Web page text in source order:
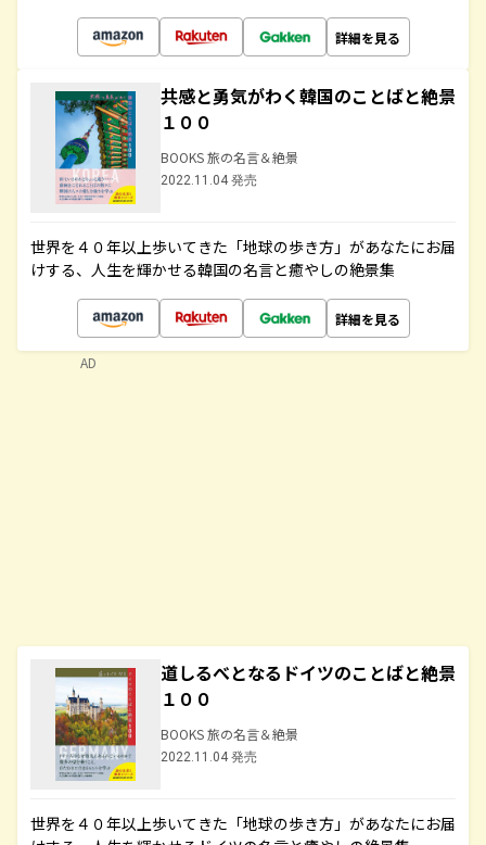
詳細を見る
共感と勇気がわく韓国のことばと絶景
１００
BOOKS 旅の名言＆絶景
2022.11.04 発売
世界を４０年以上歩いてきた「地球の歩き方」があなたにお届
けする、人生を輝かせる韓国の名言と癒やしの絶景集
詳細を見る
道しるべとなるドイツのことばと絶景
１００
BOOKS 旅の名言＆絶景
2022.11.04 発売
世界を４０年以上歩いてきた「地球の歩き方」があなたにお届
AD